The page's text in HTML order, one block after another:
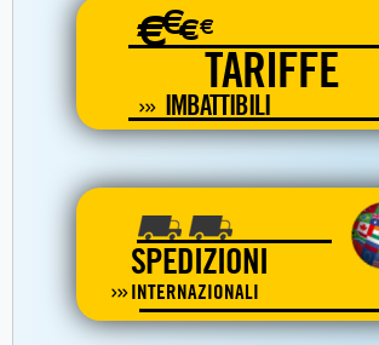
€€€€
TARIFFE
IMBATTIBILI
SPEDIZIONI
INTERNAZIONALI